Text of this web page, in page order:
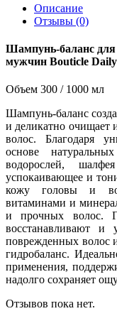
Описание
Отзывы (0)
Шампунь-баланс для
мужчин Bouticle
Объем 300 / 1000 мл
Шампунь-баланс
и деликатно очищает
волос. Благодаря
основе
водорослей,
успокаивающее и
кожу головы и
витаминами и
и прочных волос.
восстанавливают и
поврежденных волос
гидробаланс.
применения,
надолго сохраняет
Отзывов пока нет.